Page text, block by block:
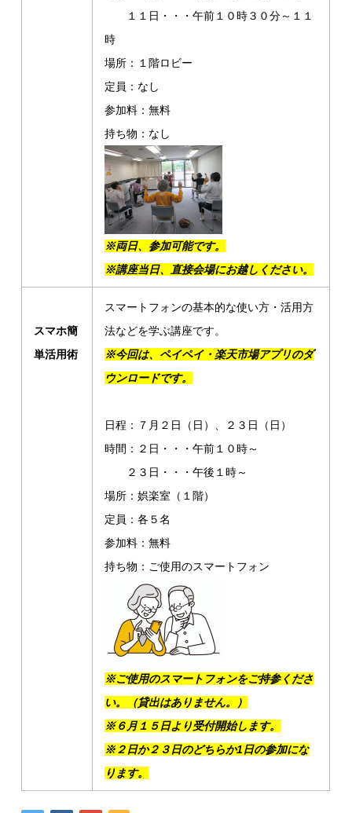
１１日・・・午前１０時３０分～１１
時
場所：１階ロビー
定員：なし
参加料：無料
持ち物：なし
※両日、参加可能です。
※講座当日、直接会場にお越しください。
スマホ簡
単活用術
スマートフォンの基本的な使い方・活用方
法などを学ぶ講座です。
※今回は、ペイペイ・楽天市場アプリのダ
ウンロードです。
日程：７月２日（日）、２３日（日）
時間：２日・・・午前１０時～
２３日・・・午後１時～
場所：娯楽室（１階）
定員：各５名
参加料：無料
持ち物：ご使用のスマートフォン
※ご使用のスマートフォンをご持参くださ
い。（貸出はありません。）
※６月１５日より受付開始します。
※２日か２３日のどちらか1日の参加にな
ります。